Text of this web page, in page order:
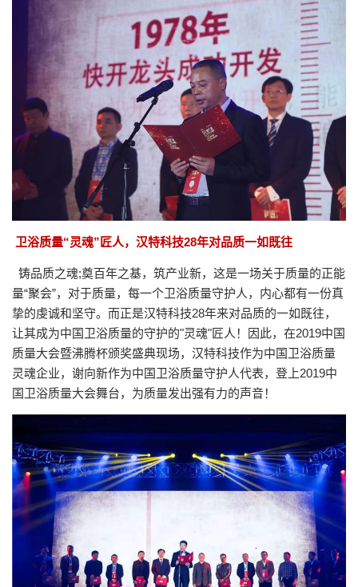
卫浴质量“灵魂”匠人，汉特科技28年对品质一如既往
铸品质之魂;奠百年之基，筑产业新，这是一场关于质量的正能
量“聚会”，对于质量，每一个卫浴质量守护人，内心都有一份真
挚的虔诚和坚守。而正是汉特科技28年来对品质的一如既往，
让其成为中国卫浴质量的守护的"灵魂"匠人！因此，在2019中国
质量大会暨沸腾杯颁奖盛典现场，汉特科技作为中国卫浴质量
灵魂企业，谢向新作为中国卫浴质量守护人代表，登上2019中
国卫浴质量大会舞台，为质量发出强有力的声音！